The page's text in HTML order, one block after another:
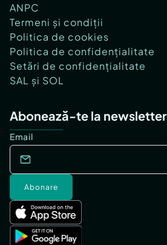
ANPC
Termeni și condiții
Politica de cookies
Politica de confidențialitate
Setări de confidențialitate
SAL și SOL
Abonează-te la newsletter
Email
Abonare